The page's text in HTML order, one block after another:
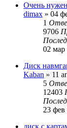
Очень нужен
dimax » 04
1
9706
02 мар
Диск
Kaban » 11
5
12403
23 фев
диск с